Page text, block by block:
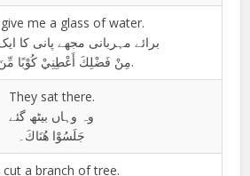
me a glass of water.
برائے مہربانی مجھے پانی کا
مِنْ فَضْلِكَ أَعْطِنِيْ كُوْبًا مِّنَ الْمَاءَ.
They sat there.
وہ وہاں بیٹھ گئے
جَلَسُوْا هُنَاكَ۔
cut a branch of tree.